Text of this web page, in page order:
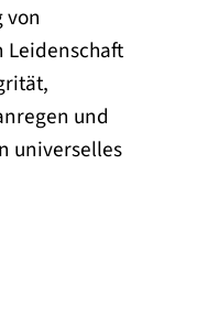
von
und
universelles